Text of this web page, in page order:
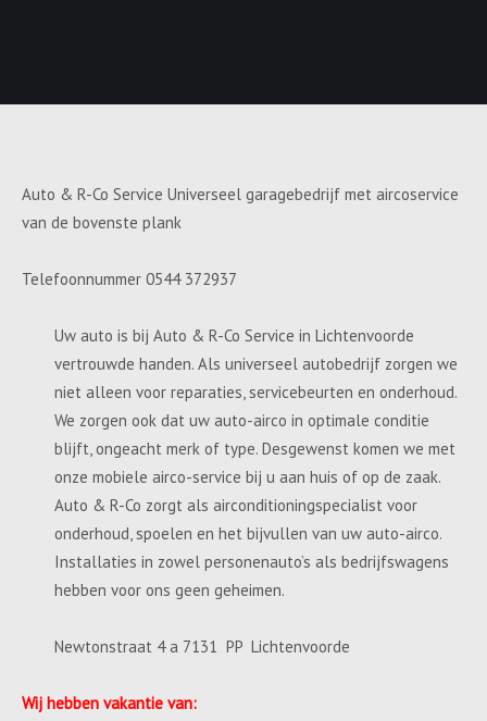
Auto & R-Co Service Universeel garagebedrijf met aircoservice
van de bovenste plank
Telefoonnummer 0544 372937
Uw auto is bij Auto & R-Co Service in Lichtenvoorde
vertrouwde handen. Als universeel autobedrijf zorgen we
niet alleen voor reparaties, servicebeurten en onderhoud.
We zorgen ook dat uw auto-airco in optimale conditie
blijft, ongeacht merk of type. Desgewenst komen we met
onze mobiele airco-service bij u aan huis of op de zaak.
Auto & R-Co zorgt als airconditioningspecialist voor
onderhoud, spoelen en het bijvullen van uw auto-airco.
Installaties in zowel personenauto’s als bedrijfswagens
hebben voor ons geen geheimen.
Newtonstraat 4 a 7131 PP Lichtenvoorde
Wij hebben vakantie van: